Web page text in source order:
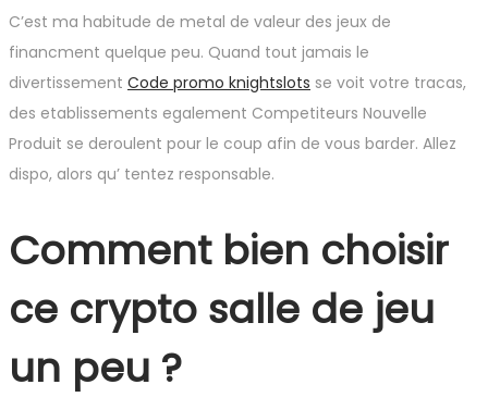
C’est ma habitude de metal de valeur des jeux de
financment quelque peu. Quand tout jamais le
divertissement Code promo knightslots se voit votre tracas,
des etablissements egalement Competiteurs Nouvelle
Produit se deroulent pour le coup afin de vous barder. Allez
dispo, alors qu’ tentez responsable.
Comment bien choisir
ce crypto salle de jeu
un peu ?